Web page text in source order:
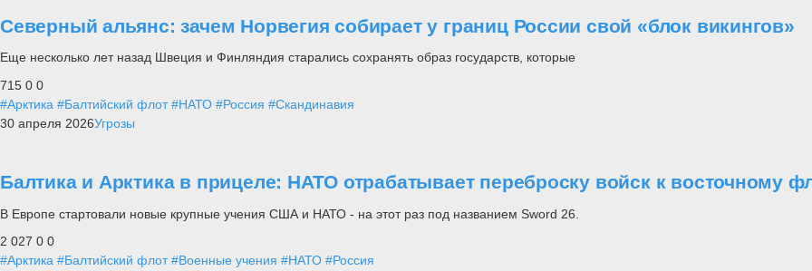
Северный альянс: зачем Норвегия собирает у границ России свой «блок викингов»
Еще несколько лет назад Швеция и Финляндия старались сохранять образ государств, которые
715 0 0
#Арктика #Балтийский флот #НАТО #Россия #Скандинавия
30 апреля 2026Угрозы
Балтика и Арктика в прицеле: НАТО отрабатывает переброску войск к восточному
В Европе стартовали новые крупные учения США и НАТО - на этот раз под названием Sword 26.
2 027 0 0
#Арктика #Балтийский флот #Военные учения #НАТО #Россия